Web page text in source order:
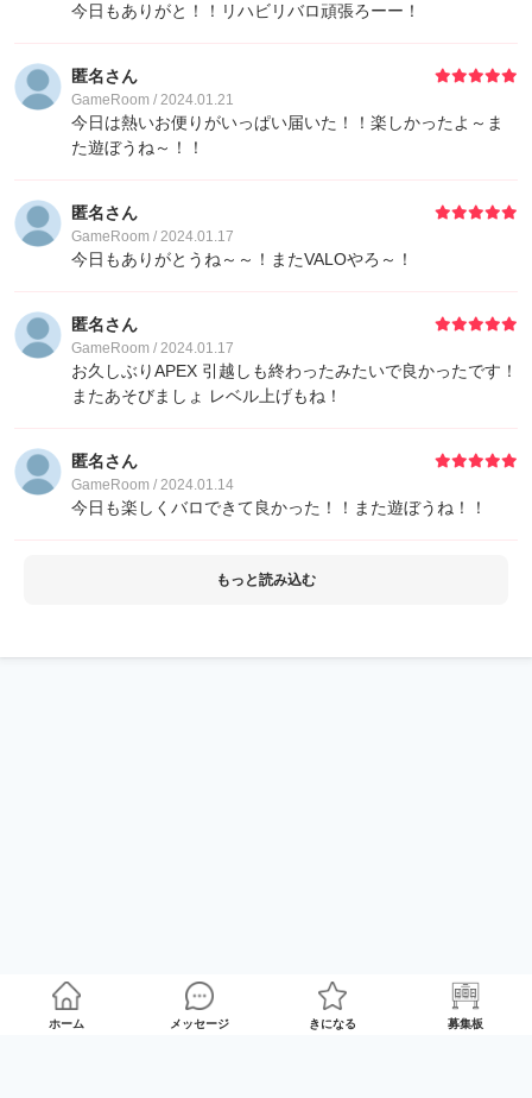
今日もありがと！！リハビリバロ頑張ろーー！
匿名さん
GameRoom / 2024.01.21
今日は熱いお便りがいっぱい届いた！！楽しかったよ～ま
た遊ぼうね～！！
匿名さん
GameRoom / 2024.01.17
今日もありがとうね～～！またVALOやろ～！
匿名さん
GameRoom / 2024.01.17
お久しぶりAPEX 引越しも終わったみたいで良かったです！
またあそびましょ レベル上げもね！
匿名さん
GameRoom / 2024.01.14
今日も楽しくバロできて良かった！！また遊ぼうね！！
もっと読み込む
ホーム メッセージ きになる 募集板